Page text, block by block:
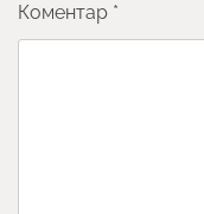
Коментар *